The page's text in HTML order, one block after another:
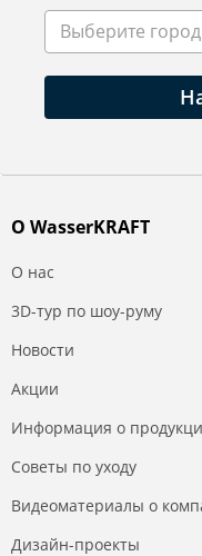
Выберите город
О WasserKRAFT
О нас
3D-тур по шоу-руму
Новости
Акции
Информация о
Советы по уходу
Видеоматериалы о
Дизайн-проекты